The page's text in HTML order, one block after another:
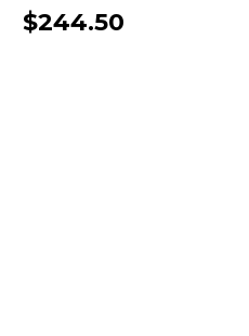
PRECIO
HABITUAL
$244.50